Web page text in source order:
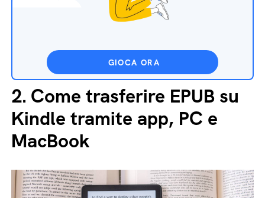
GIOCA ORA
2. Come trasferire EPUB su
Kindle tramite app, PC e
MacBook